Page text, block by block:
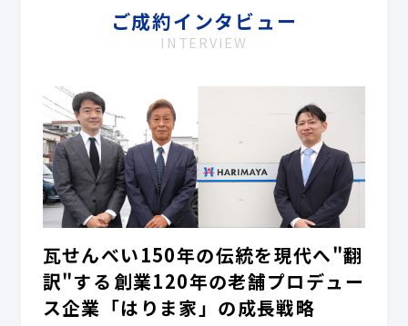
ご成約インタビュー
INTERVIEW
瓦せんべい150年の伝統を現代へ"翻
訳"する――創業120年の老舗プロデュー
ス企業「はりま家」の成長戦略